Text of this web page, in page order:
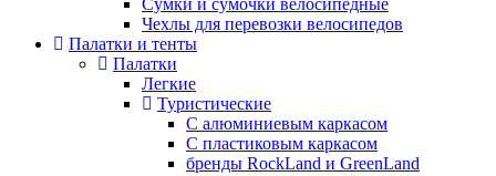
Сумки и сумочки велосипедные
Чехлы для перевозки велосипедов
Палатки и тенты
Палатки
Легкие
Туристические
С алюминиевым каркасом
С пластиковым каркасом
бренды RockLand и GreenLand